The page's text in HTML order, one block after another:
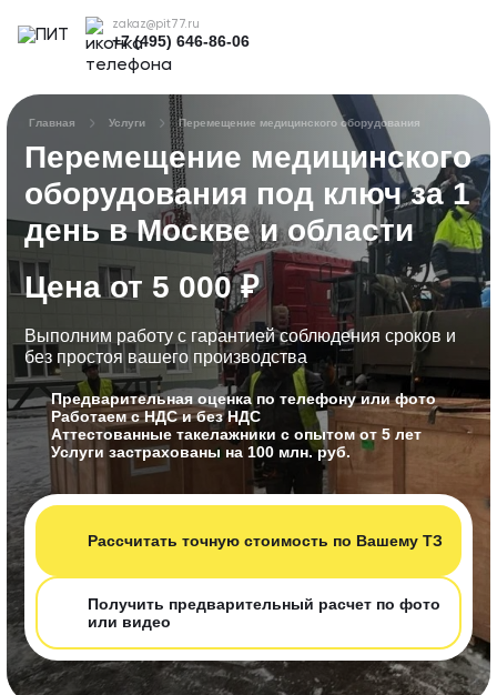
zakaz@pit77.ru
+7 (495) 646-86-06
Главная Услуги Перемещение медицинского оборудования
Перемещение медицинского
оборудования под ключ за 1
день в Москве и области
Цена от 5 000 ₽
Выполним работу с гарантией соблюдения сроков и
без простоя вашего производства
Предварительная оценка по телефону или фото
Работаем с НДС и без НДС
Аттестованные такелажники с опытом от 5 лет
Услуги застрахованы на 100 млн. руб.
Рассчитать т очную стоимость по Вашему ТЗ
Получить предварительный расчет по фот о
или видео